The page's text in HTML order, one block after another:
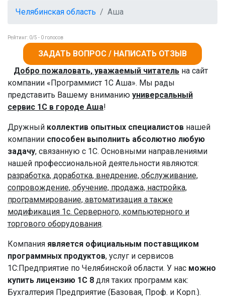
Челябинская область Аша
Рейтинг: 0/5 - 0 голосов
ЗАДАТЬ ВОПРОС / НАПИСАТЬ ОТЗЫВ
Добро пожаловать, уважаемый читатель на сайт
компании «Программист 1С Аша». Мы рады
представить Вашему вниманию универсальный
сервис 1С в городе Аша!
Дружный коллектив опытных специалистов нашей
компании способен выполнить абсолютно любую
задачу, связанную с 1С. Основными направлениями
нашей профессиональной деятельности являются:
разработка, доработка, внедрение, обслуживание,
сопровождение, обучение, продажа, настройка,
программирование, автоматизация а также
модификация 1с. Серверного, компьютерного и
торгового оборудования.
Компания является официальным поставщиком
программных продуктов, услуг и сервисов
1С:Предприятие по Челябинской области. У нас можно
купить лицензию 1С 8 для таких программ как:
Бухгалтерия Предприятие (Базовая, Проф. и Корп.).